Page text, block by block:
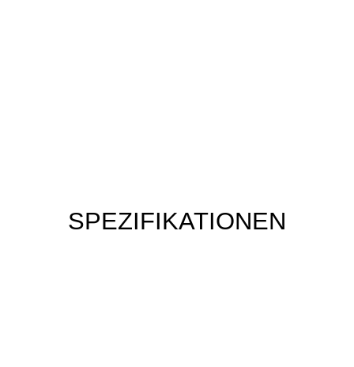
SPEZIFIKATIONEN